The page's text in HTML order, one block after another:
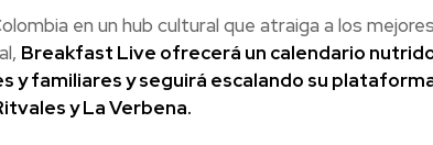
en un hub cultural que atraiga a los
Breakfast Live ofrecerá un calendario
y familiares y seguirá escalando su
y La Verbena.